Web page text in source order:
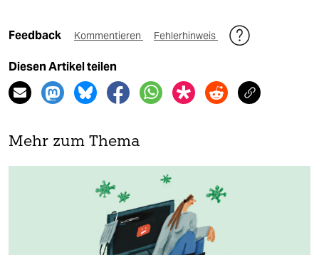
Feedback Kommentieren Fehlerhinweis
Diesen Artikel teilen
Mehr zum Thema